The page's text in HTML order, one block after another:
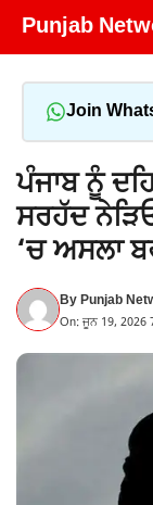
Skip
Punjab
Join
ਪੰਜਾਬ ਨੂੰ
ਸਰਹੱਦ
‘ਚ ਅਸਲਾ
ByPunjab
On: ਜੂਨ 19, 2026